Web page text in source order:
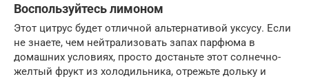
Воспользуйтесь лимоном
Этот цитрус будет отличной альтернативой уксусу. Если
не знаете, чем нейтрализовать запах парфюма в
домашних условиях, просто достаньте этот солнечно-
желтый фрукт из холодильника, отрежьте дольку и